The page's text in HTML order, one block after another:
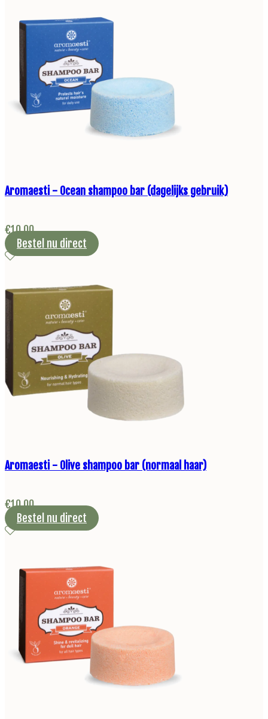
Aromaesti - Ocean shampoo bar (dagelijks gebruik)
€10,00
Bestel nu direct
Aromaesti - Olive shampoo bar (normaal haar)
€10,00
Bestel nu direct